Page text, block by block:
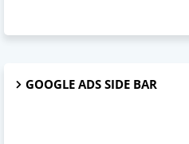
GOOGLE ADS SIDE BAR